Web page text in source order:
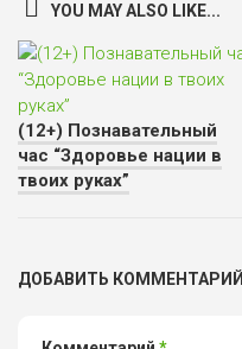
YOU MAY ALSO LIKE...
(12+) Познавательный
час “Здоровье нации в
твоих руках”
ДОБАВИТЬ КОММЕНТАРИЙ